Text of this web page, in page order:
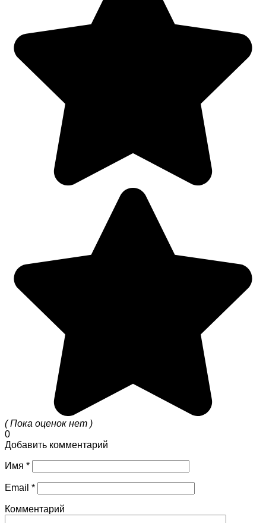
( Пока оценок нет )
0
Добавить комментарий
Имя *
Email *
Комментарий